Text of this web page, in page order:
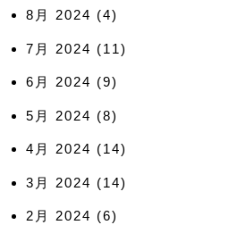
8月 2024 (4)
7月 2024 (11)
6月 2024 (9)
5月 2024 (8)
4月 2024 (14)
3月 2024 (14)
2月 2024 (6)